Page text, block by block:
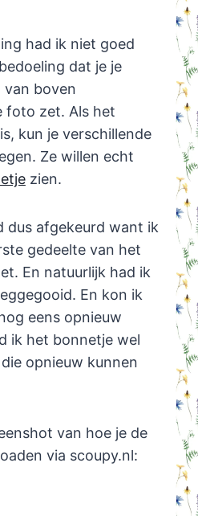
had ik niet goed
dat je je
van boven
foto zet. Als het
is, kun je verschillende
Ze willen echt
zien.
dus afgekeurd want ik
gedeelte van het
En natuurlijk had ik
En kon ik
eens opnieuw
ik het bonnetje wel
opnieuw kunnen
van hoe je de
via scoupy.nl: